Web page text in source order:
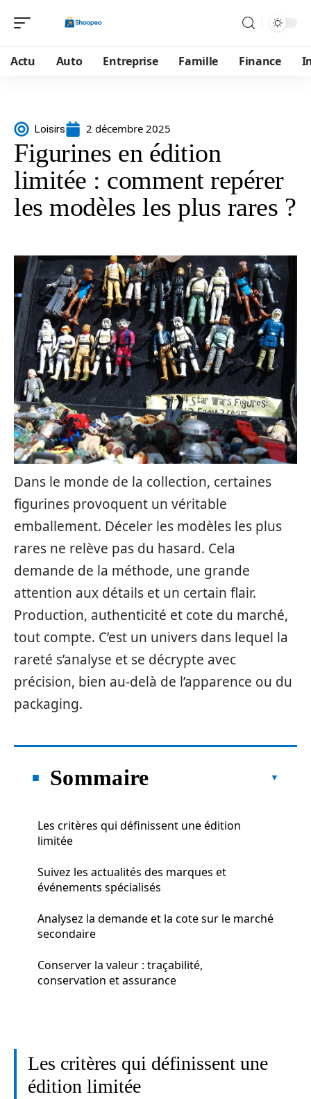
Actu Auto Entreprise Famille Finance
Loisirs 2 décembre 2025
Figurines en édition
limitée : comment repérer
les modèles les plus rares ?
Dans le monde de la collection, certaines
figurines provoquent un véritable
emballement. Déceler les modèles les plus
rares ne relève pas du hasard. Cela
demande de la méthode, une grande
attention aux détails et un certain flair.
Production, authenticité et cote du marché,
tout compte. C’est un univers dans lequel la
rareté s’analyse et se décrypte avec
précision, bien au-delà de l’apparence ou du
packaging.
Sommaire
Les critères qui définissent une édition
limitée
Suivez les actualités des marques et
événements spécialisés
Analysez la demande et la cote sur le marché
secondaire
Conserver la valeur : traçabilité,
conservation et assurance
Les critères qui définissent une
édition limitée